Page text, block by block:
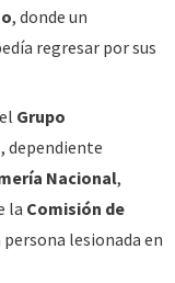
, donde un
regresar por sus
Grupo
, dependiente
Nacional,
la Comisión de
lesionada en